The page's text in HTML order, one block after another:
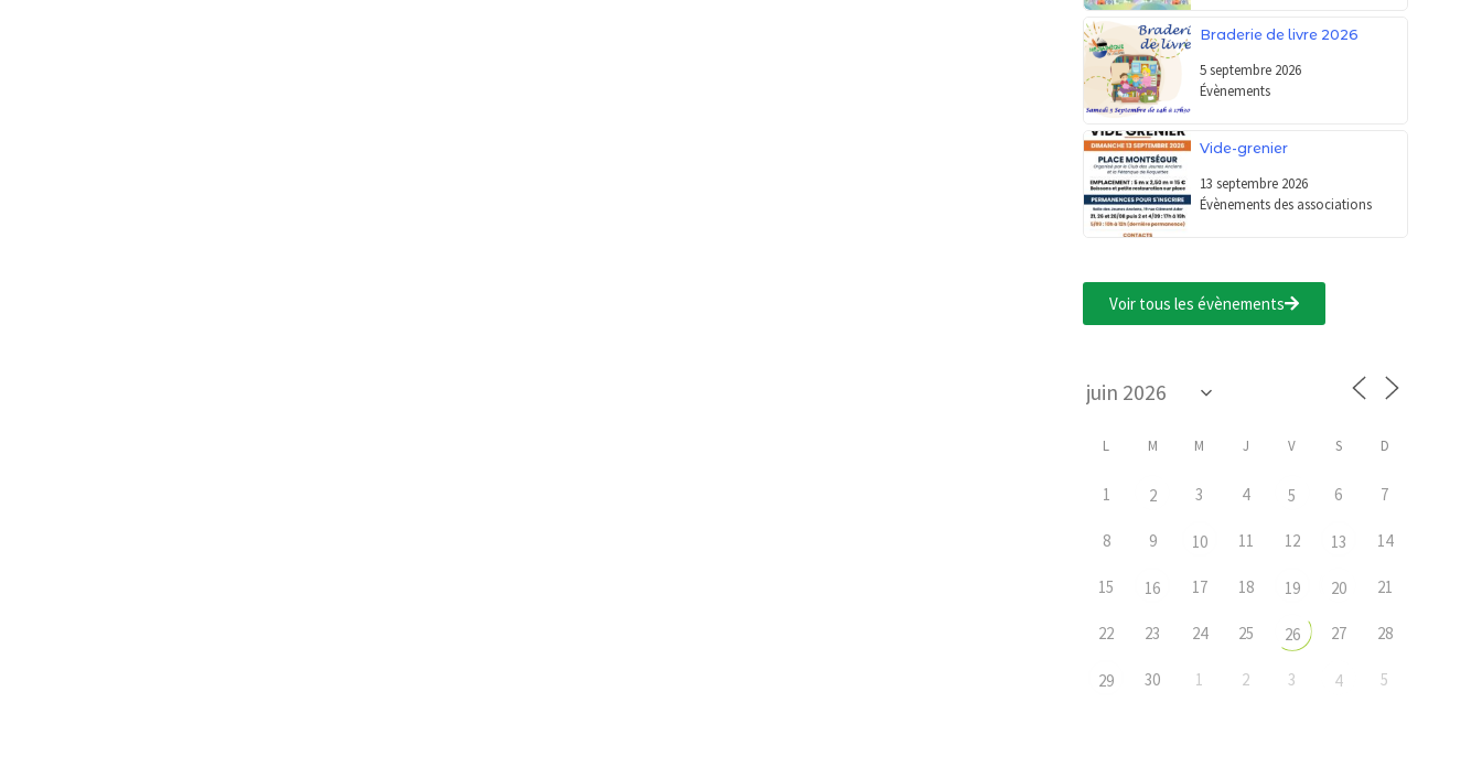
Braderie de livre 2026
5 septembre 2026
Évènements
Vide-grenier
13 septembre 2026
Évènements des associations
Voir tous les évènements
L M M J V S D
1 2 3 4 5 6 7
8 9 10 11 12 13 14
15 16 17 18 19 20 21
22 23 24 25 26 27 28
29 30 1 2 3 4 5